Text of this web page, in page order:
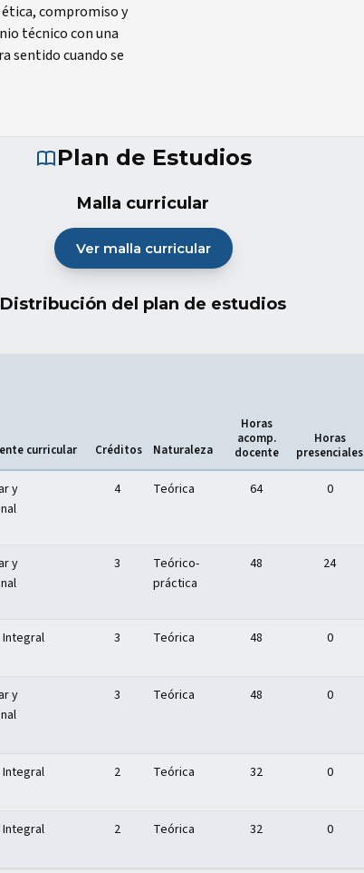
compromiso y
técnico con una
sentido cuando se
Plan de Estudios
Malla curricular
Ver malla curricular(abre en nueva pestaña)
Distribución del plan de estudios
curricular Créditos Naturaleza
Horas
acomp.
docente
Horas
presenciales
y
4 Teórica 64 0
y
3
Teórico-
práctica
48 24
Integral 3 Teórica 48 0
y
3 Teórica 48 0
Integral 2 Teórica 32 0
Integral 2 Teórica 32 0